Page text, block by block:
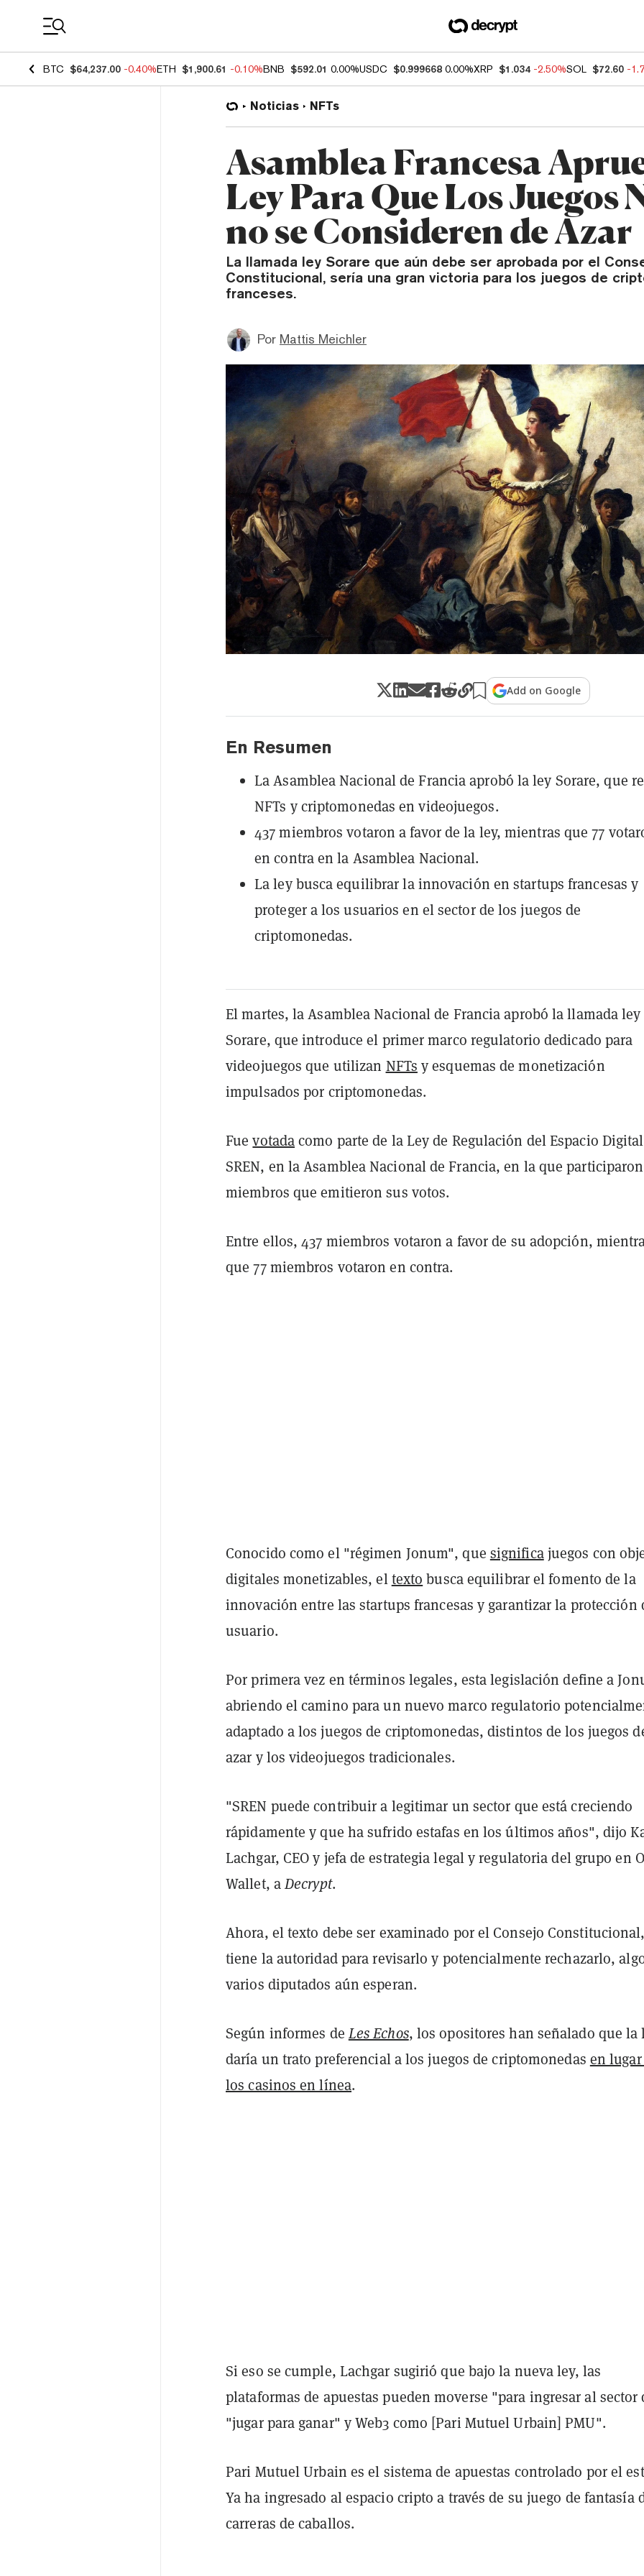
BTC $64,237.00 -0.40%ETH $1,900.61 -0.10%BNB $592.01 0.00%USDC $0.999668 0.00%XRP $1.034 -2.50%SOL $72.60 -
Noticias NFTs
Asamblea Francesa
Ley Para Que Los Juegos
no se Consideren de Azar
La llamada ley Sorare que aún debe ser aprobada por el
Constitucional, sería una gran victoria para los juegos de
franceses.
Por Mattis Meichler
Add on Google
En Resumen
La Asamblea Nacional de Francia aprobó la ley Sorare, que
NFTs y criptomonedas en videojuegos.
437 miembros votaron a favor de la ley, mientras que 77
en contra en la Asamblea Nacional.
La ley busca equilibrar la innovación en startups francesas y
proteger a los usuarios en el sector de los juegos de
criptomonedas.
El martes, la Asamblea Nacional de Francia aprobó la llamada ley
Sorare, que introduce el primer marco regulatorio dedicado para
videojuegos que utilizan NFTs y esquemas de monetización
impulsados por criptomonedas.
Fuevotadacomo parte de la Ley de Regulación del Espacio
SREN, en la Asamblea Nacional de Francia, en la que participaron
miembros que emitieron sus votos.
Entre ellos, 437 miembros votaron a favor de su adopción,
que 77 miembros votaron en contra.
Conocido como el "régimen Jonum", que significajuegos con
digitales monetizables, eltexto busca equilibrar el fomento de la
innovación entre las startups francesas y garantizar la protección
usuario.
Por primera vez en términos legales, esta legislación define a
abriendo el camino para un nuevo marco regulatorio
adaptado a los juegos de criptomonedas, distintos de los juegos
azar y los videojuegos tradicionales.
"SREN puede contribuir a legitimar un sector que está creciendo
rápidamente y que ha sufrido estafas en los últimos años", dijo
Lachgar, CEO y jefa de estrategia legal y regulatoria del grupo en
Wallet, aDecrypt.
Ahora, el texto debe ser examinado por el Consejo
tiene la autoridad para revisarlo y potencialmente rechazarlo,
varios diputados aún esperan.
Según informes deLes Echos, los opositores han señalado que la
daría un trato preferencial a los juegos de criptomonedas en lugar
los casinos en línea.
Si eso se cumple, Lachgar sugirió que bajo la nueva ley, las
plataformas de apuestas pueden moverse "para ingresar al sector
"jugar para ganar" y Web3 como [Pari Mutuel Urbain] PMU".
Pari Mutuel Urbain es el sistema de apuestas controlado por el
Ya ha ingresado al espacio cripto a través de su juego de fantasía
carreras de caballos.